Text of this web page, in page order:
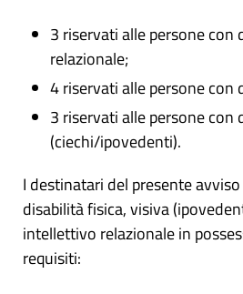
3 riservati alle persone
relazionale;
4 riservati alle persone con
3 riservati alle persone con
(ciechi/ipovedenti).
I destinatari del presente
disabilità fisica, visiva
intellettivo relazionale in
requisiti: